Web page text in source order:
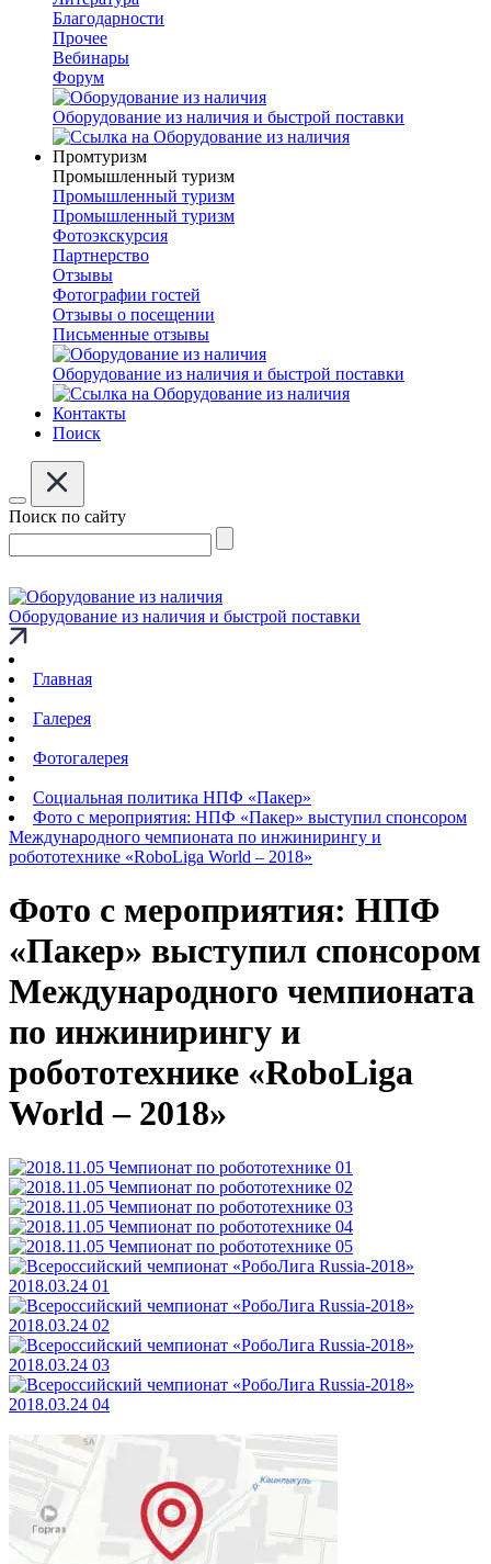
Благодарности
Прочее
Вебинары
Форум
Оборудование из наличия и быстрой поставки
Промтуризм
Промышленный туризм
Промышленный туризм
Промышленный туризм
Фотоэкскурсия
Партнерство
Отзывы
Фотографии гостей
Отзывы о посещении
Письменные отзывы
Оборудование из наличия и быстрой поставки
Контакты
Поиск
Поиск по сайту
Оборудование из наличия и быстрой поставки
Главная
Галерея
Фотогалерея
Социальная политика НПФ «Пакер»
Фото с мероприятия: НПФ «Пакер» выступил спонсором
Международного чемпионата по инжинирингу и
робототехнике «RoboLiga World – 2018»
Фото с мероприятия: НПФ
«Пакер» выступил спонсором
Международного чемпионата
по инжинирингу и
робототехнике «RoboLiga
World – 2018»